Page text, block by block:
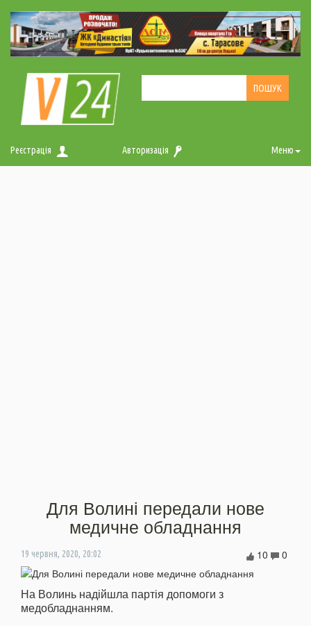
Реєстрація Авторизація Меню
Для Волині передали нове
медичне обладнання
19 червня, 2020, 20:02 0
10
На Волинь надійшла партія допомоги з
медобладнанням.